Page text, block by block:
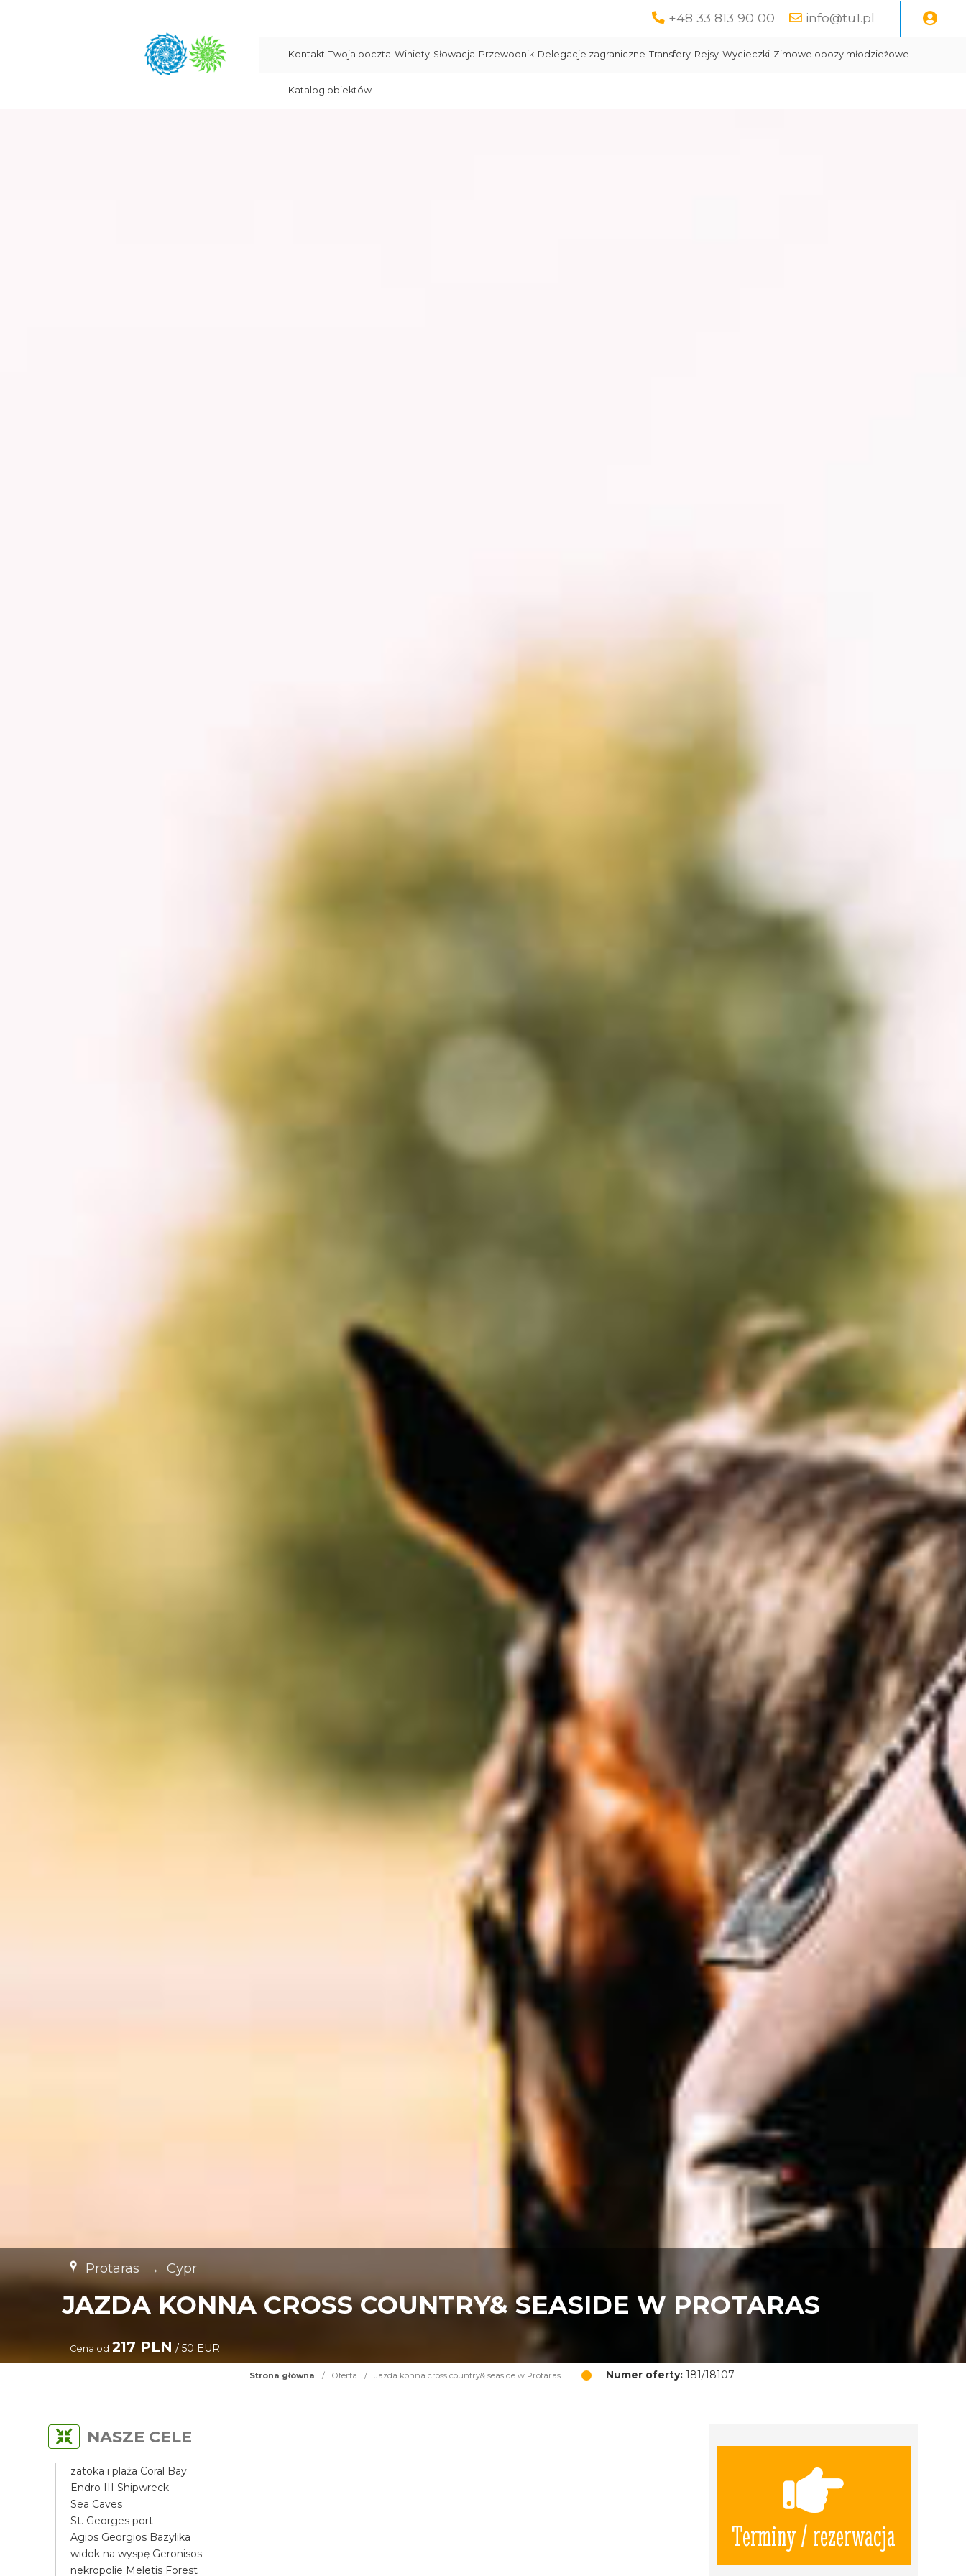
+48 33 813 90 00 info@tu1.pl
Kontakt Twoja poczta Winiety Słowacja Przewodnik Delegacje zagraniczne Transfery Rejsy Wycieczki Zimowe obozy młodzieżowe
Katalog obiektów
Protaras → Cypr
JAZDA KONNA CROSS COUNTRY& SEASIDE W PROTARAS
Cena od 217 PLN / 50 EUR
Strona główna / Oferta / Jazda konna cross country& seaside w Protaras Numer oferty: 181/18107
Terminy / rezerwacja
NASZE CELE
zatoka i plaża Coral Bay
Endro III Shipwreck
Sea Caves
St. Georges port
Agios Georgios Bazylika
widok na wyspę Geronisos
nekropolie Meletis Forest